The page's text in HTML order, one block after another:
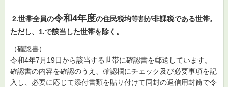
2.世帯全員の令和4年度の住民税均等割が非課税である世帯。
ただし、1.で該当した世帯を除く。
（確認書）
令和4年7月19日から該当する世帯に確認書を郵送しています。
確認書の内容を確認のうえ、確認欄にチェック及び必要事項を記
入し、必要に応じて添付書類を貼り付けて同封の返信用封筒で令